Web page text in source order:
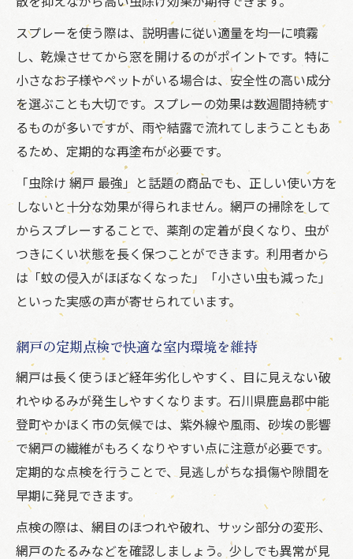
スプレーを使う際は、説明書に従い適量を均一に噴霧
し、乾燥させてから窓を開けるのがポイントです。特に
小さなお子様やペットがいる場合は、安全性の高い成分
を選ぶことも大切です。スプレーの効果は数週間持続す
るものが多いですが、雨や結露で流れてしまうこともあ
るため、定期的な再塗布が必要です。
「虫除け 網戸 最強」と話題の商品でも、正しい使い方を
しないと十分な効果が得られません。網戸の掃除をして
からスプレーすることで、薬剤の定着が良くなり、虫が
つきにくい状態を長く保つことができます。利用者から
は「蚊の侵入がほぼなくなった」「小さい虫も減った」
といった実感の声が寄せられています。
網戸の定期点検で快適な室内環境を維持
網戸は長く使うほど経年劣化しやすく、目に見えない破
れやゆるみが発生しやすくなります。石川県鹿島郡中能
登町やかほく市の気候では、紫外線や風雨、砂埃の影響
で網戸の繊維がもろくなりやすい点に注意が必要です。
定期的な点検を行うことで、見逃しがちな損傷や隙間を
早期に発見できます。
点検の際は、網目のほつれや破れ、サッシ部分の変形、
網戸のたるみなどを確認しましょう。少しでも異常が見